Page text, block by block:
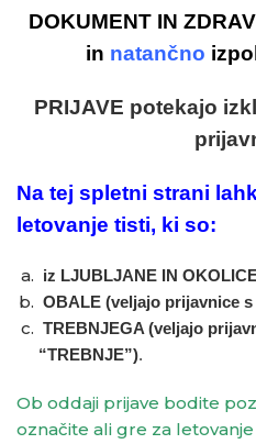
DOKUMENT IN
in natančno
PRIJAVE potekajo
Na tej spletni strani
letovanje tisti, ki so:
iz LJUBLJANE IN
OBALE (veljajo prijavnice
TREBNJEGA (veljajo
“TREBNJE”).
Ob oddaji prijave bodite
označite ali gre za letovanje